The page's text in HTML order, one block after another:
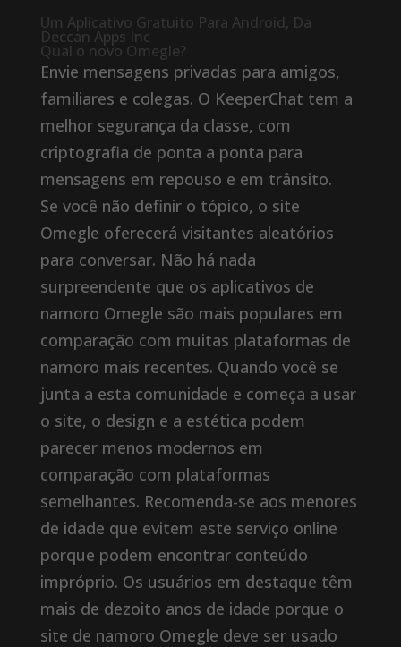
Um Aplicativo Gratuito Para Android, Da
Deccan Apps Inc
Qual o novo Omegle?
Envie mensagens privadas para amigos,
familiares e colegas. O KeeperChat tem a
melhor segurança da classe, com
criptografia de ponta a ponta para
mensagens em repouso e em trânsito.
Se você não definir o tópico, o site
Omegle oferecerá visitantes aleatórios
para conversar. Não há nada
surpreendente que os aplicativos de
namoro Omegle são mais populares em
comparação com muitas plataformas de
namoro mais recentes. Quando você se
junta a esta comunidade e começa a usar
o site, o design e a estética podem
parecer menos modernos em
comparação com plataformas
semelhantes. Recomenda-se aos menores
de idade que evitem este serviço online
porque podem encontrar conteúdo
impróprio. Os usuários em destaque têm
mais de dezoito anos de idade porque o
site de namoro Omegle deve ser usado